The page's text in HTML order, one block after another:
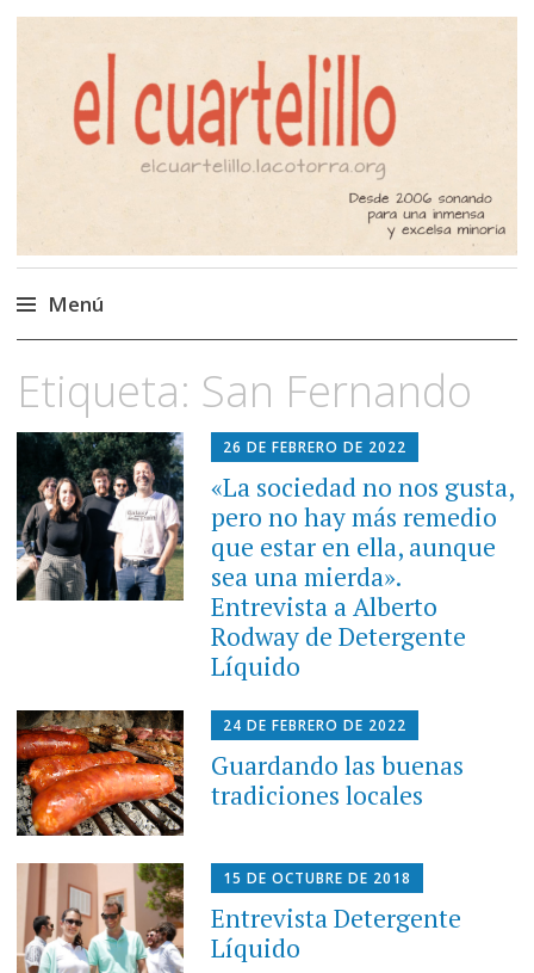
El Cuartelillo
Programa de radio de música
independiente. Podcast
Menú
al
contenido
Etiqueta: San Fernando
26 DE FEBRERO DE 2022
«La sociedad no nos gusta,
pero no hay más remedio
que estar en ella, aunque
sea una mierda».
Entrevista a Alberto
Rodway de Detergente
Líquido
24 DE FEBRERO DE 2022
Guardando las buenas
tradiciones locales
15 DE OCTUBRE DE 2018
Entrevista Detergente
Líquido